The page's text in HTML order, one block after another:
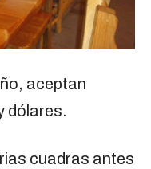
aceptan
dólares.
cuadras antes